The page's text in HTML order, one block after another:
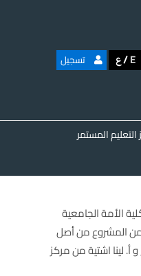
E
/ع تسجيل
التعليم المستمر
الأمة الجامعية
المشروع من أصل
لينا اشتية من مركز